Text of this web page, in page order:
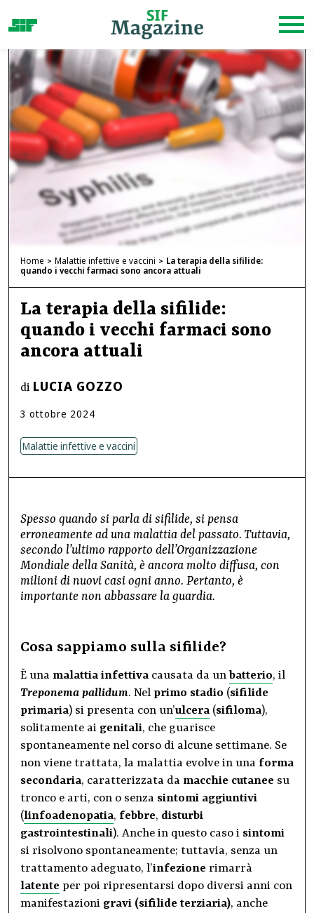
La terapia della sifilide:
quando i vecchi farmaci sono
ancora attuali
di LUCIA GOZZO
3 ottobre 2024
Malattie infettive e vaccini
Home Malattie infettive e vaccini
La terapia della sifilide:
quando i vecchi farmaci sono ancora attuali
Spesso quando si parla di sifilide, si pensa
erroneamente ad una malattia del passato. Tuttavia,
secondo l’ultimo rapporto dell’Organizzazione
Mondiale della Sanità, è ancora molto diffusa, con
milioni di nuovi casi ogni anno. Pertanto, è
importante non abbassare la guardia.
Cosa sappiamo sulla sifilide?
È una malattia infettiva causata da unbatterio, il
Treponema pallidum. Nel primo stadio (sifilide
primaria) si presenta con un’ulcera (sifiloma),
solitamente ai genitali, che guarisce
spontaneamente nel corso di alcune settimane. Se
non viene trattata, la malattia evolve in una forma
secondaria, caratterizzata da macchie cutanee su
tronco e arti, con o senza sintomi aggiuntivi
(linfoadenopatia, febbre, disturbi
gastrointestinali). Anche in questo caso i sintomi
si risolvono spontaneamente; tuttavia, senza un
trattamento adeguato, l’infezione rimarrà
latente per poi ripresentarsi dopo diversi anni con
manifestazioni gravi (sifilide terziaria), anche